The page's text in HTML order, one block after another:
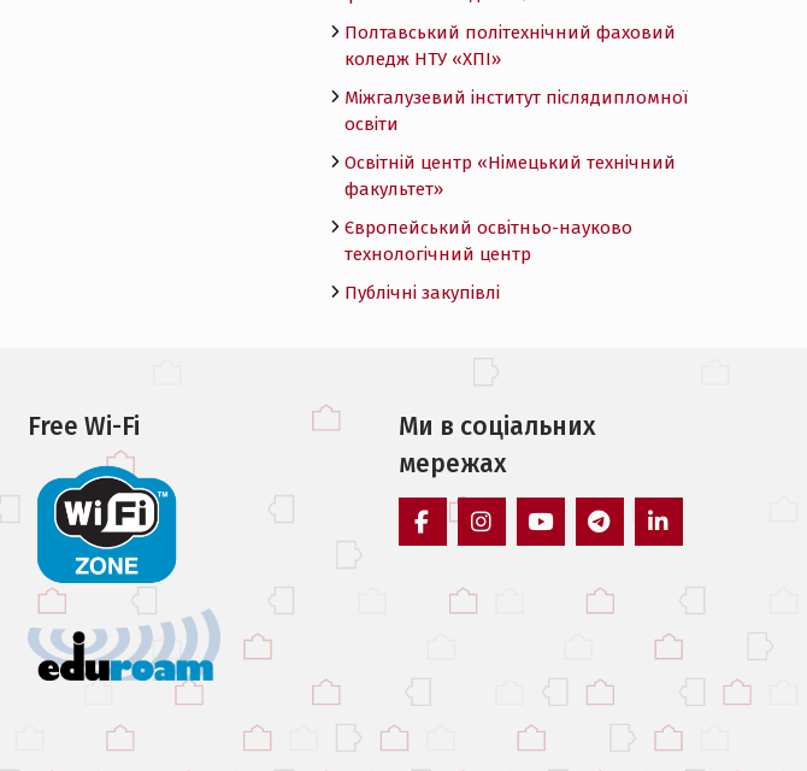
Полтавський політехнічний фаховий
коледж НТУ «ХПI»
Міжгалузевий інститут післядипломної
освіти
Освітній центр «Німецький технічний
факультет»
Європейський освітньо-науково
технологічний центр
Публічні закупівлі
Free Wi-Fi
Ми в соцiальних
мережах